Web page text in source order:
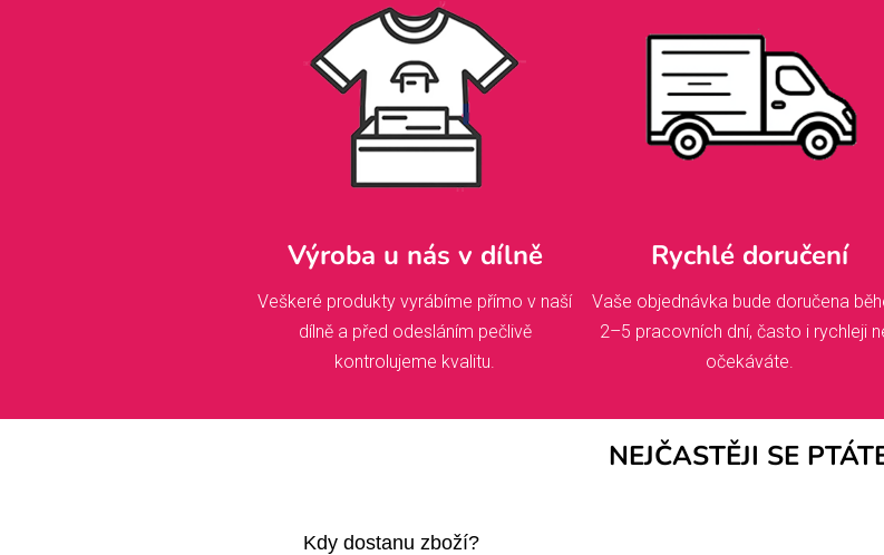
Výroba u nás v dílně
Veškeré produkty vyrábíme přímo v naší
dílně a před odesláním pečlivě
kontrolujeme kvalitu.
Rychlé doručení
Vaše objednávka bude doručena
2–5 pracovních dní, často i rychleji
očekáváte.
NEJČASTĚJI SE
Kdy dostanu zboží?